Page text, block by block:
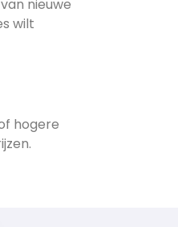
nieuwe
wilt
hogere